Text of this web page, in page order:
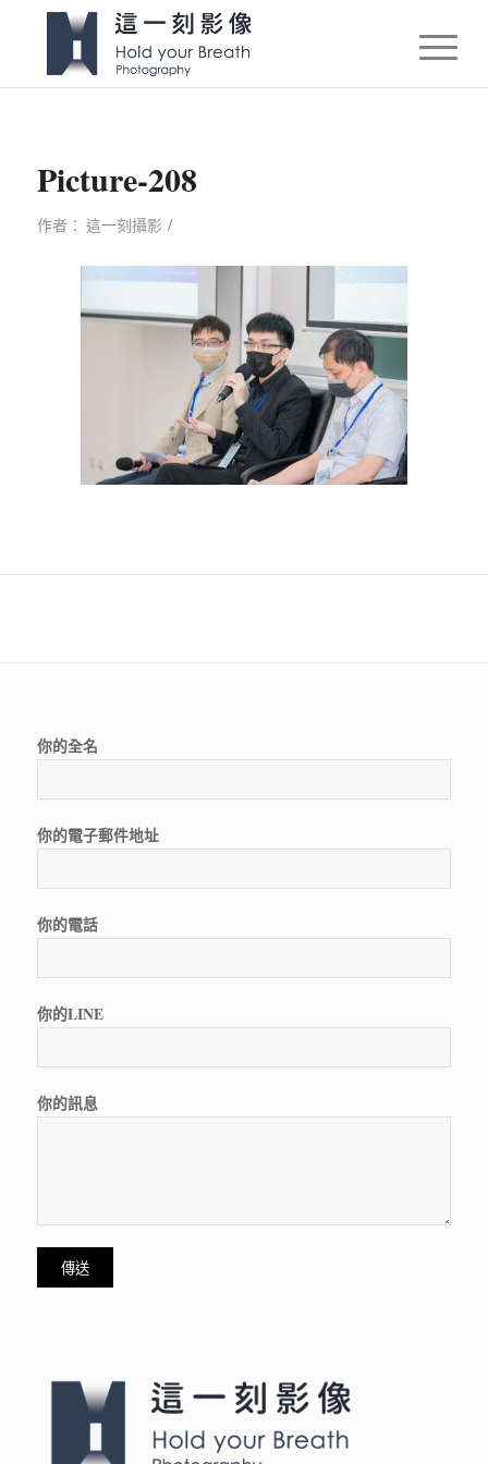
Picture-208
作者： 這一刻攝影 /
你的全名
你的電子郵件地址
你的電話
你的LINE
你的訊息